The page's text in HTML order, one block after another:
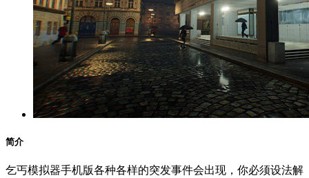
简介
乞丐模拟器手机版各种各样的突发事件会出现，你必须设法解